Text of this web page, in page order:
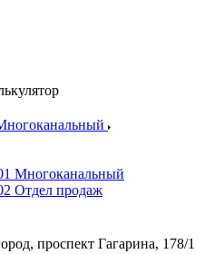
Многоканальный
Отдел продаж
проспект Гагарина, 178/1